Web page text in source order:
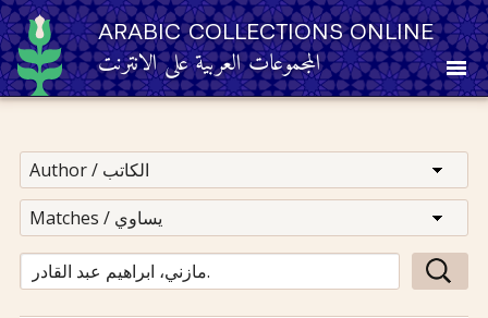
ARABIC COLLECTIONS ONLINE
المجموعات العربية على الانترنت
Other Resources
Browse